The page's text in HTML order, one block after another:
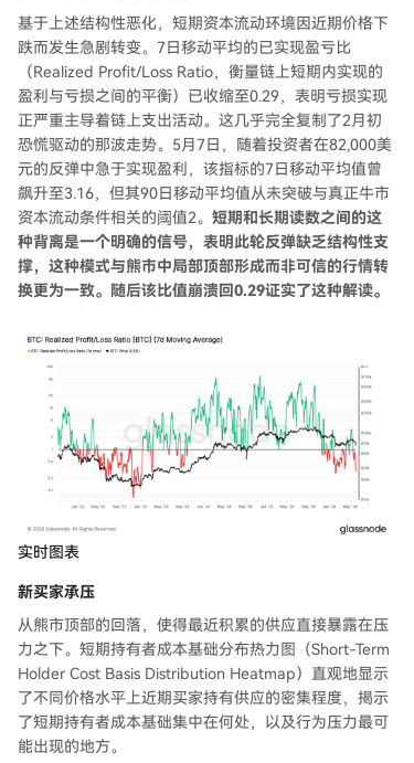
基于上述结构性恶化，短期资本流动环境因近期价格下
跌而发生急剧转变。7日移动平均的已实现盈亏比
（Realized Profit/Loss Ratio，衡量链上短期内实现的
盈利与亏损之间的平衡）已收缩至0.29，表明亏损实现
正严重主导着链上支出活动。这几乎完全复制了2月初
恐慌驱动的那波走势。5月7日，随着投资者在82,000美
元的反弹中急于实现盈利，该指标的7日移动平均值曾
飙升至3.16，但其90日移动平均值从未突破与真正牛市
资本流动条件相关的阈值2。 短期和长期读数之间的这
种背离是一个明确的信号，表明此轮反弹缺乏结构性支
撑，这种模式与熊市中局部顶部形成而非可信的行情转
换更为一致。随后该比值崩溃回0.29证实了这种解读。
实时图表
新买家承压
从熊市顶部的回落，使得最近积累的供应直接暴露在压
力之下。短期持有者成本基础分布热力图（Short-Term
Holder Cost Basis Distribution Heatmap）直观地显示
了不同价格水平上近期买家持有供应的密集程度，揭示
了短期持有者成本基础集中在何处，以及行为压力最可
能出现的地方。